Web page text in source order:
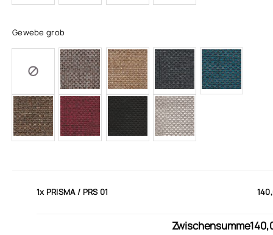
Gewebe grob
1xPRISMA / PRS 01
Zwischensumme